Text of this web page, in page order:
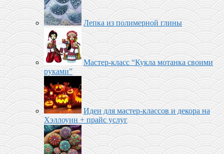
Лепка из полимерной глины
Мастер-класс “Кукла мотанка своими
руками”
Идеи для мастер-классов и декора на
Хэллоуин + прайс услуг